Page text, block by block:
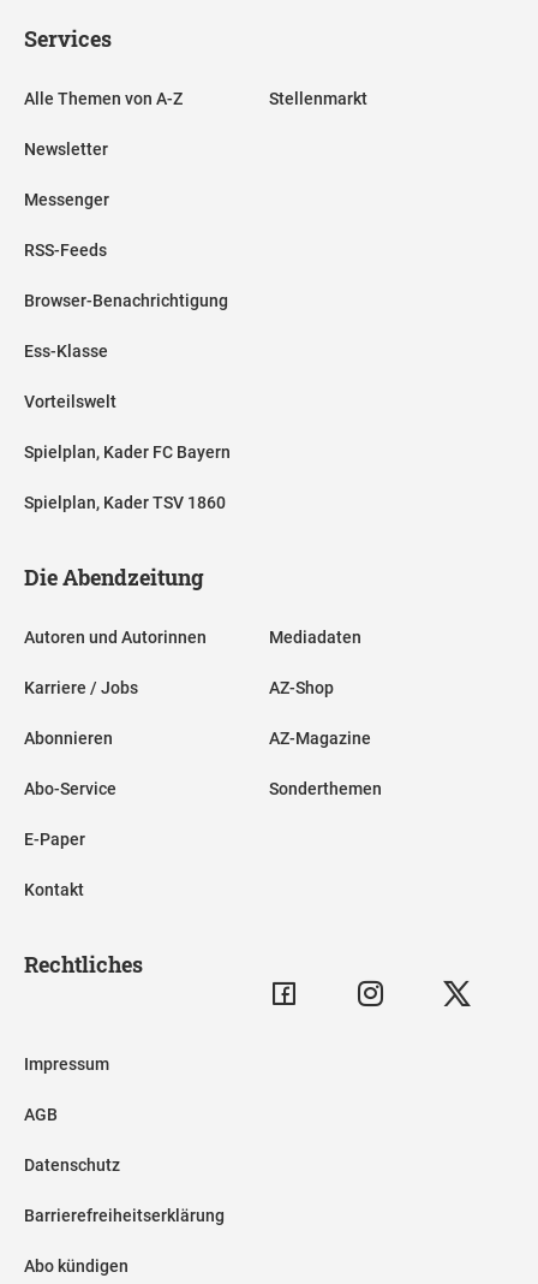
Services
Alle Themen von A-Z
Newsletter
Messenger
RSS-Feeds
Browser-Benachrichtigung
Ess-Klasse
Vorteilswelt
Spielplan, Kader FC Bayern
Spielplan, Kader TSV 1860
Stellenmarkt
Die Abendzeitung
Autoren und Autorinnen
Karriere / Jobs
Abonnieren
Abo-Service
E-Paper
Kontakt
Mediadaten
AZ-Shop
AZ-Magazine
Sonderthemen
Rechtliches
Impressum
AGB
Datenschutz
Barrierefreiheitserklärung
Abo kündigen